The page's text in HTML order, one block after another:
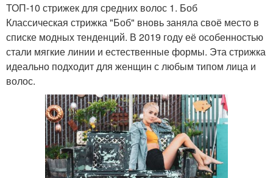
ТОП-10 стрижек для средних волос 1. Боб
Классическая стрижка "Боб" вновь заняла своё место в
списке модных тенденций. В 2019 году её особенностью
стали мягкие линии и естественные формы. Эта стрижка
идеально подходит для женщин с любым типом лица и
волос.